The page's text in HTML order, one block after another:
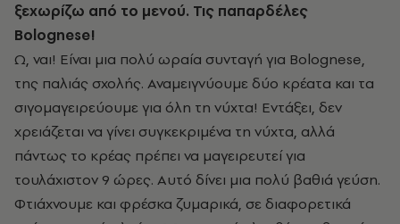
ξεχωρίζω από το μενού. Τις παπαρδέλες
Bolognese!
Ω, ναι! Είναι μια πολύ ωραία συνταγή για Bolognese,
της παλιάς σχολής. Αναμειγνύουμε δύο κρέατα και τα
σιγομαγειρεύουμε για όλη τη νύχτα! Εντάξει, δεν
χρειάζεται να γίνει συγκεκριμένα τη νύχτα, αλλά
πάντως το κρέας πρέπει να μαγειρευτεί για
τουλάχιστον 9 ώρες. Αυτό δίνει μια πολύ βαθιά γεύση.
Φτιάχνουμε και φρέσκα ζυμαρικά, σε διαφορετικά